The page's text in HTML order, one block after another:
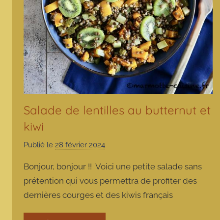
Salade de lentilles au butternut et
kiwi
Publié le 28 février 2024
r
m
a
Bonjour, bonjour !! Voici une petite salade sans
prétention qui vous permettra de profiter des
dernières courges et des kiwis français